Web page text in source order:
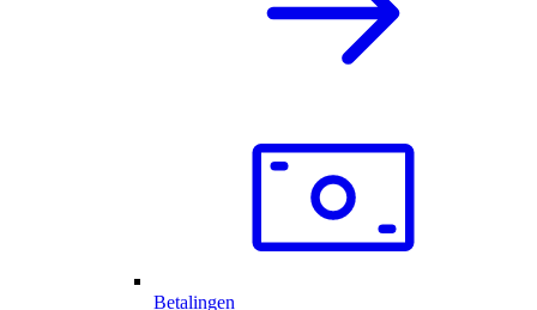
Betalingen